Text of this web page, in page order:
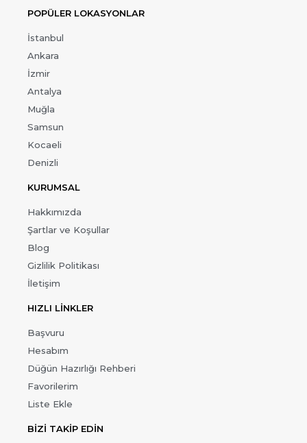
POPÜLER LOKASYONLAR
İstanbul
Ankara
İzmir
Antalya
Muğla
Samsun
Kocaeli
Denizli
KURUMSAL
Hakkımızda
Şartlar ve Koşullar
Blog
Gizlilik Politikası
İletişim
HIZLI LİNKLER
Başvuru
Hesabım
Düğün Hazırlığı Rehberi
Favorilerim
Liste Ekle
BİZİ TAKİP EDİN